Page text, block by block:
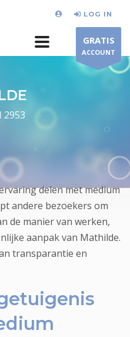
LOG IN
GRATIS
ACCOUNT
2953
delen met medium
andere bezoekers om
de manier van werken,
aanpak van Mathilde.
transparantie en